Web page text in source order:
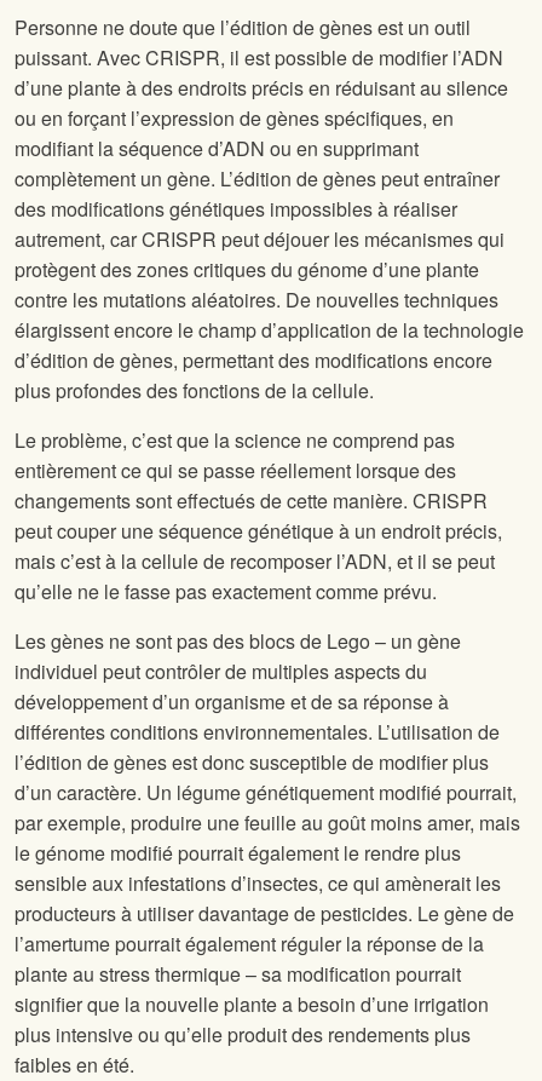
Personne ne doute que l’édition de gènes est un outil
puissant. Avec CRISPR, il est possible de modifier l’ADN
d’une plante à des endroits précis en réduisant au silence
ou en forçant l’expression de gènes spécifiques, en
modifiant la séquence d’ADN ou en supprimant
complètement un gène. L’édition de gènes peut entraîner
des modifications génétiques impossibles à réaliser
autrement, car CRISPR peut déjouer les mécanismes qui
protègent des zones critiques du génome d’une plante
contre les mutations aléatoires. De nouvelles techniques
élargissent encore le champ d’application de la technologie
d’édition de gènes, permettant des modifications encore
plus profondes des fonctions de la cellule.
Le problème, c’est que la science ne comprend pas
entièrement ce qui se passe réellement lorsque des
changements sont effectués de cette manière. CRISPR
peut couper une séquence génétique à un endroit précis,
mais c’est à la cellule de recomposer l’ADN, et il se peut
qu’elle ne le fasse pas exactement comme prévu.
Les gènes ne sont pas des blocs de Lego – un gène
individuel peut contrôler de multiples aspects du
développement d’un organisme et de sa réponse à
différentes conditions environnementales. L’utilisation de
l’édition de gènes est donc susceptible de modifier plus
d’un caractère. Un légume génétiquement modifié pourrait,
par exemple, produire une feuille au goût moins amer, mais
le génome modifié pourrait également le rendre plus
sensible aux infestations d’insectes, ce qui amènerait les
producteurs à utiliser davantage de pesticides. Le gène de
l’amertume pourrait également réguler la réponse de la
plante au stress thermique – sa modification pourrait
signifier que la nouvelle plante a besoin d’une irrigation
plus intensive ou qu’elle produit des rendements plus
faibles en été.